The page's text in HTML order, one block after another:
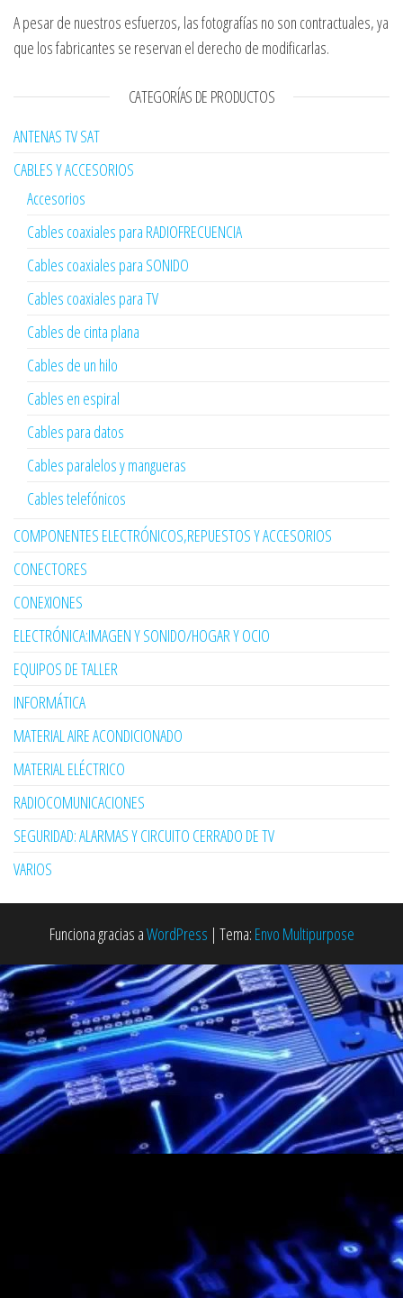
A pesar de nuestros esfuerzos, las fotografías no son contractuales, ya
que los fabricantes se reservan el derecho de modificarlas.
CATEGORÍAS DE PRODUCTOS
ANTENAS TV SAT
CABLES Y ACCESORIOS
Accesorios
Cables coaxiales para RADIOFRECUENCIA
Cables coaxiales para SONIDO
Cables coaxiales para TV
Cables de cinta plana
Cables de un hilo
Cables en espiral
Cables para datos
Cables paralelos y mangueras
Cables telefónicos
COMPONENTES ELECTRÓNICOS,REPUESTOS Y ACCESORIOS
CONECTORES
CONEXIONES
ELECTRÓNICA:IMAGEN Y SONIDO/HOGAR Y OCIO
EQUIPOS DE TALLER
INFORMÁTICA
MATERIAL AIRE ACONDICIONADO
MATERIAL ELÉCTRICO
RADIOCOMUNICACIONES
SEGURIDAD: ALARMAS Y CIRCUITO CERRADO DE TV
VARIOS
Funciona gracias aWordPress | Tema: Envo Multipurpose